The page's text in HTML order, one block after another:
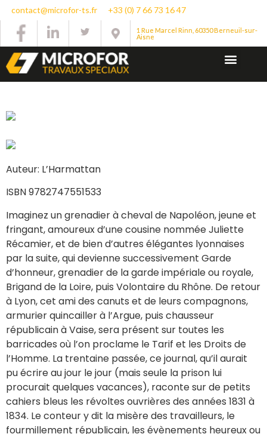
contact@microfor-ts.fr +33 (0) 7 66 73 16 47
1 Rue Marcel Rinn, 60350 Berneuil-sur-
Aisne
Auteur: L’Harmattan
ISBN 9782747551533
Imaginez un grenadier à cheval de Napoléon, jeune et
fringant, amoureux d’une cousine nommée Juliette
Récamier, et de bien d’autres élégantes lyonnaises
par la suite, qui devienne successivement Garde
d’honneur, grenadier de la garde impériale ou royale,
Brigand de la Loire, puis Volontaire du Rhône. De retour
à Lyon, cet ami des canuts et de leurs compagnons,
armurier quincailler à l’Argue, puis chausseur
républicain à Vaise, sera présent sur toutes les
barricades où l’on proclame le Tarif et les Droits de
l’Homme. La trentaine passée, ce journal, qu’il aurait
pu écrire au jour le jour (mais seule la prison lui
procurait quelques vacances), raconte sur de petits
cahiers bleus les révoltes ouvrières des années 1831 à
1834. Le conteur y dit la misère des travailleurs, le
fourmillement républicain, les évènements heureux ou